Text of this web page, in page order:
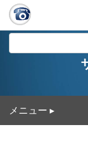
メニュー ▸